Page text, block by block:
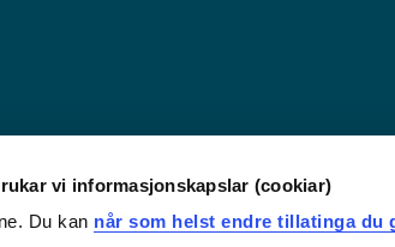
vi informasjonskapslar (cookiar)
Du kan når som helst endre tillatinga du